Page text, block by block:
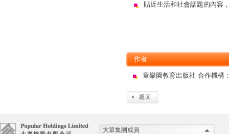
貼近生活和社會話題的內容
作者
童樂園教育出版社 合作機構
大眾集團成員